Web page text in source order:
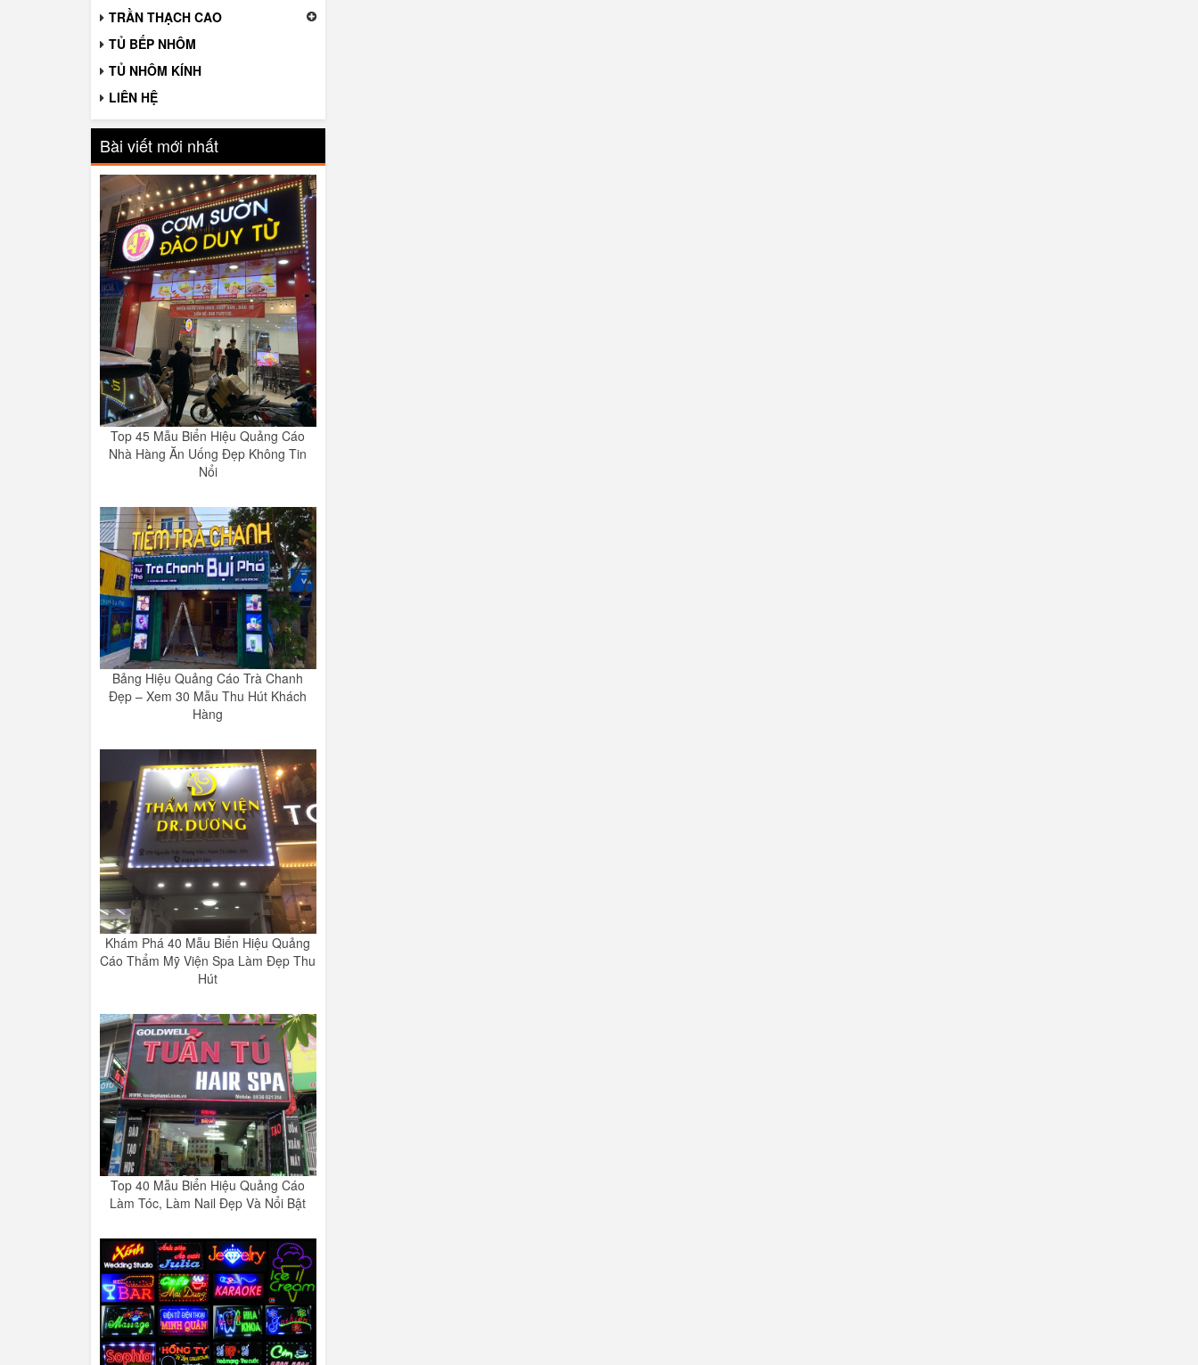
TRẦN THẠCH CAO
TỦ BẾP NHÔM
TỦ NHÔM KÍNH
LIÊN HỆ
Bài viết mới nhất
Top 45 Mẫu Biển Hiệu Quảng Cáo
Nhà Hàng Ăn Uống Đẹp Không Tin
Nổi
Bảng Hiệu Quảng Cáo Trà Chanh
Đẹp – Xem 30 Mẫu Thu Hút Khách
Hàng
Khám Phá 40 Mẫu Biển Hiệu Quảng
Cáo Thẩm Mỹ Viện Spa Làm Đẹp Thu
Hút
Top 40 Mẫu Biển Hiệu Quảng Cáo
Làm Tóc, Làm Nail Đẹp Và Nổi Bật